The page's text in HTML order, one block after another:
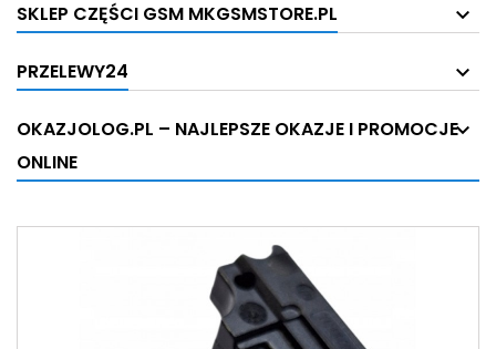
SKLEP CZĘŚCI GSM MKGSMSTORE.PL
PRZELEWY24
OKAZJOLOG.PL – NAJLEPSZE OKAZJE I PROMOCJE
ONLINE